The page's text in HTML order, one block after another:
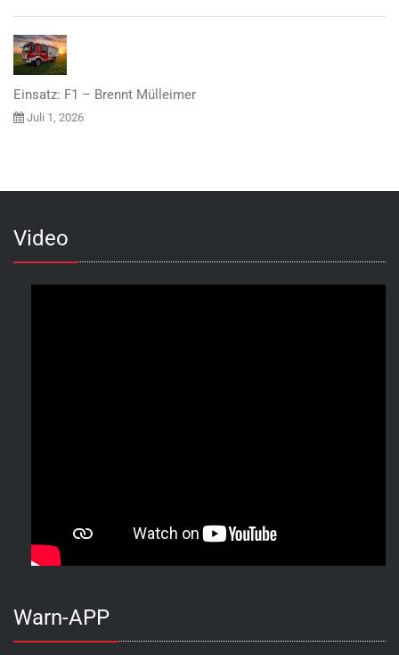
Einsatz: F1 – Brennt Mülleimer
Juli 1, 2026
Video
Warn-APP